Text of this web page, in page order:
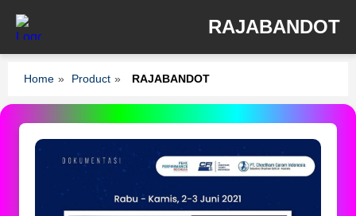
RAJABANDOT
Home » Product » RAJABANDOT